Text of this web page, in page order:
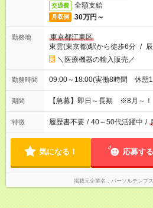
交通費 全額支給
月収例 30万円～
勤務地
東京都江東区
東雲(東京都)駅から徒歩6分 /
＼医療機器の輸入販売／
勤務時間 09:00～18:00(実働8時間 休憩
期間 【急募】即日～長期 ※8月～！
特徴 履歴書不要 / 40～50代活躍中 /
気になる！ 応募する
掲載元企業名 パーソルテンプ